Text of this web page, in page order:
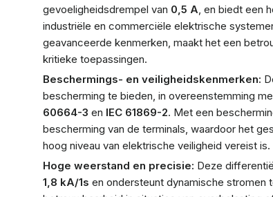
gevoeligheidsdrempel van 0,5 A, en biedt een
industriële en commerciële elektrische
geavanceerde kenmerken, maakt het een
kritieke toepassingen.
Beschermings- en veiligheidskenmerken:
bescherming te bieden, in overeenstemming
60664-3 en IEC 61869-2. Met een
bescherming van de terminals, waardoor het
hoog niveau van elektrische veiligheid vereist is.
Hoge weerstand en precisie: Deze
1,8 kA/1s en ondersteunt dynamische stromen